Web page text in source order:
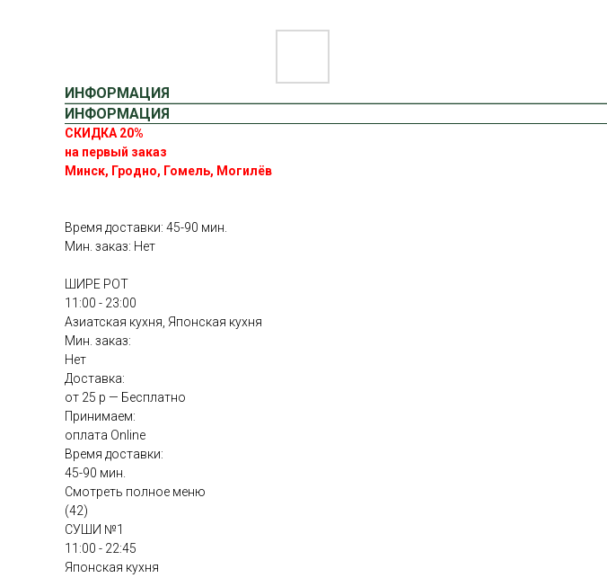
ИНФОРМАЦИЯ
ИНФОРМАЦИЯ
СКИДКА 20%
на первый заказ
Минск, Гродно, Гомель, Могилёв
Время доставки: 45-90 мин.
Мин. заказ: Нет
ШИРЕ РОТ
11:00 - 23:00
Азиатская кухня, Японская кухня
Мин. заказ:
Нет
Доставка:
от 25 р — Бесплатно
Принимаем:
оплата Online
Время доставки:
45-90 мин.
Смотреть полное меню
(42)
СУШИ №1
11:00 - 22:45
Японская кухня